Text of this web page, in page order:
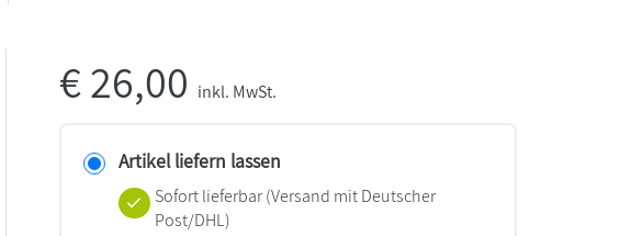
€26,00 inkl. MwSt.
Artikel liefern lassen
Sofort lieferbar(Versand mit Deutscher
Post/DHL)